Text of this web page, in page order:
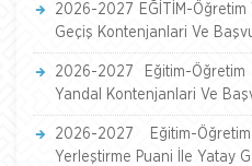
2026-2027 EĞİTİM-Öğretim
Geçiş Kontenjanlari Ve
2026-2027 Eğitim-
Yandal Kontenjanlari Ve
2026-2027 Eğitim-
Yerleştirme Puani İle Yatay